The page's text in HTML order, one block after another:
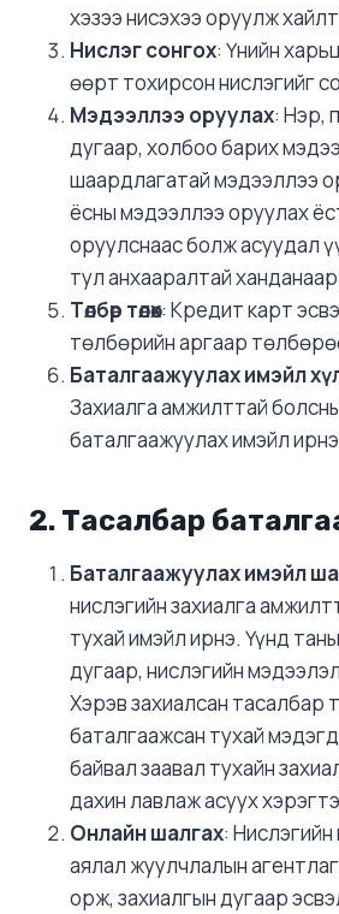
хэзээ нисэхээ оруулж
Нислэг сонгох: Үнийн
өөрт тохирсон нислэгийг
Мэдээллээ оруулах: Нэр,
дугаар, холбоо барих
шаардлагатай мэдээллээ
ёсны мэдээллээ оруулах
оруулснаас болж асуудал
тул анхааралтай
Төлбөр төлөх: Кредит карт
төлбөрийн аргаар
Баталгаажуулах имэйл
Захиалга амжилттай
баталгаажуулах имэйл
2. Тасалбар
Баталгаажуулах имэйл
нислэгийн захиалга
тухай имэйл ирнэ. Үүнд
дугаар, нислэгийн
Хэрэв захиалсан тасалбар
баталгаажсан тухай
байвал заавал тухайн
дахин лавлаж асуух
Онлайн шалгах:
аялал жуулчлалын
орж, захиалгын дугаар